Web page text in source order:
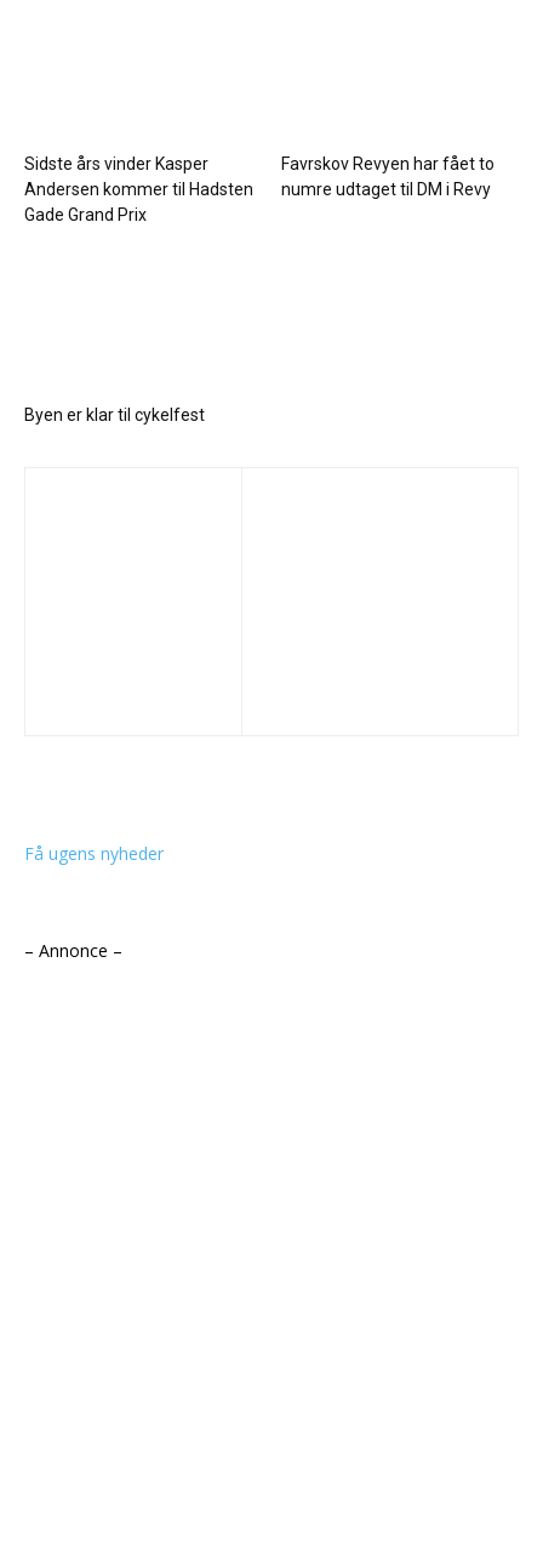
Sidste års vinder Kasper
Andersen kommer til Hadsten
Gade Grand Prix
Favrskov Revyen har fået to
numre udtaget til DM i Revy
Byen er klar til cykelfest
Få ugens nyheder
– Annonce –